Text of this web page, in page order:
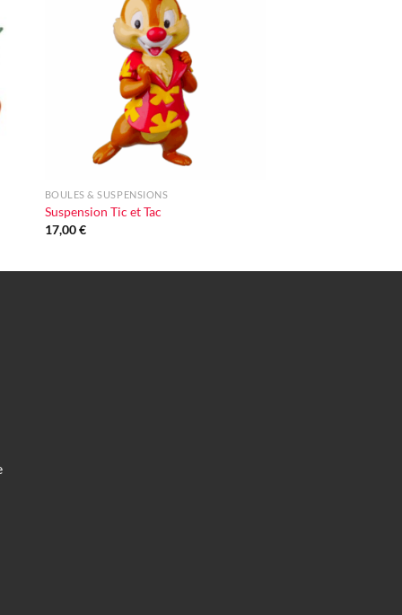
BOULES & SUSPENSIONS
Suspension Tic et Tac
17,00€